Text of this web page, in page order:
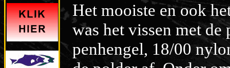
Het mooiste en ook
was het vissen met de
penhengel, 18/00